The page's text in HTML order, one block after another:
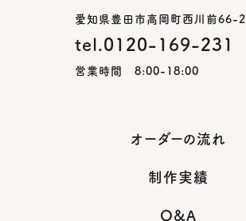
愛知県豊田市高岡町西川前66-2
tel.0120-169-231
営業時間 8:00-18:00
オーダーの流れ
制作実績
Q&A